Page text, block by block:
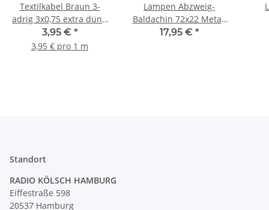
Textilkabel Braun 3-
adrig 3x0,75 extra dünn
für innere Verkabelung
von Ketten-Lampen
3,95 € *
3,95 € pro 1 m
Lampen Abzweig-
Baldachin 72x22 Metall
antik fume mit
17,95 € *
Standort
RADIO KÖLSCH HAMBURG
Eiffestraße 598
20537 Hamburg